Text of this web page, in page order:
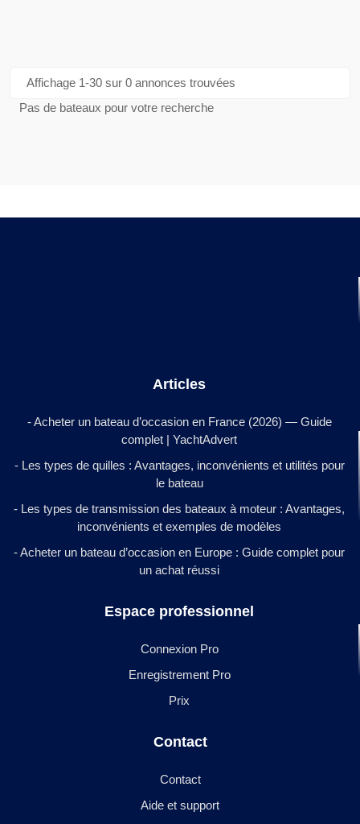
Affichage 1-30 sur 0 annonces trouvées
Pas de bateaux pour votre recherche
Articles
- Acheter un bateau d’occasion en France (2026) — Guide
complet | YachtAdvert
- Les types de quilles : Avantages, inconvénients et utilités pour
le bateau
- Les types de transmission des bateaux à moteur : Avantages,
inconvénients et exemples de modèles
- Acheter un bateau d’occasion en Europe : Guide complet pour
un achat réussi
Espace professionnel
Connexion Pro
Enregistrement Pro
Prix
Contact
Contact
Aide et support